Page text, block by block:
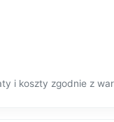
i koszty zgodnie z